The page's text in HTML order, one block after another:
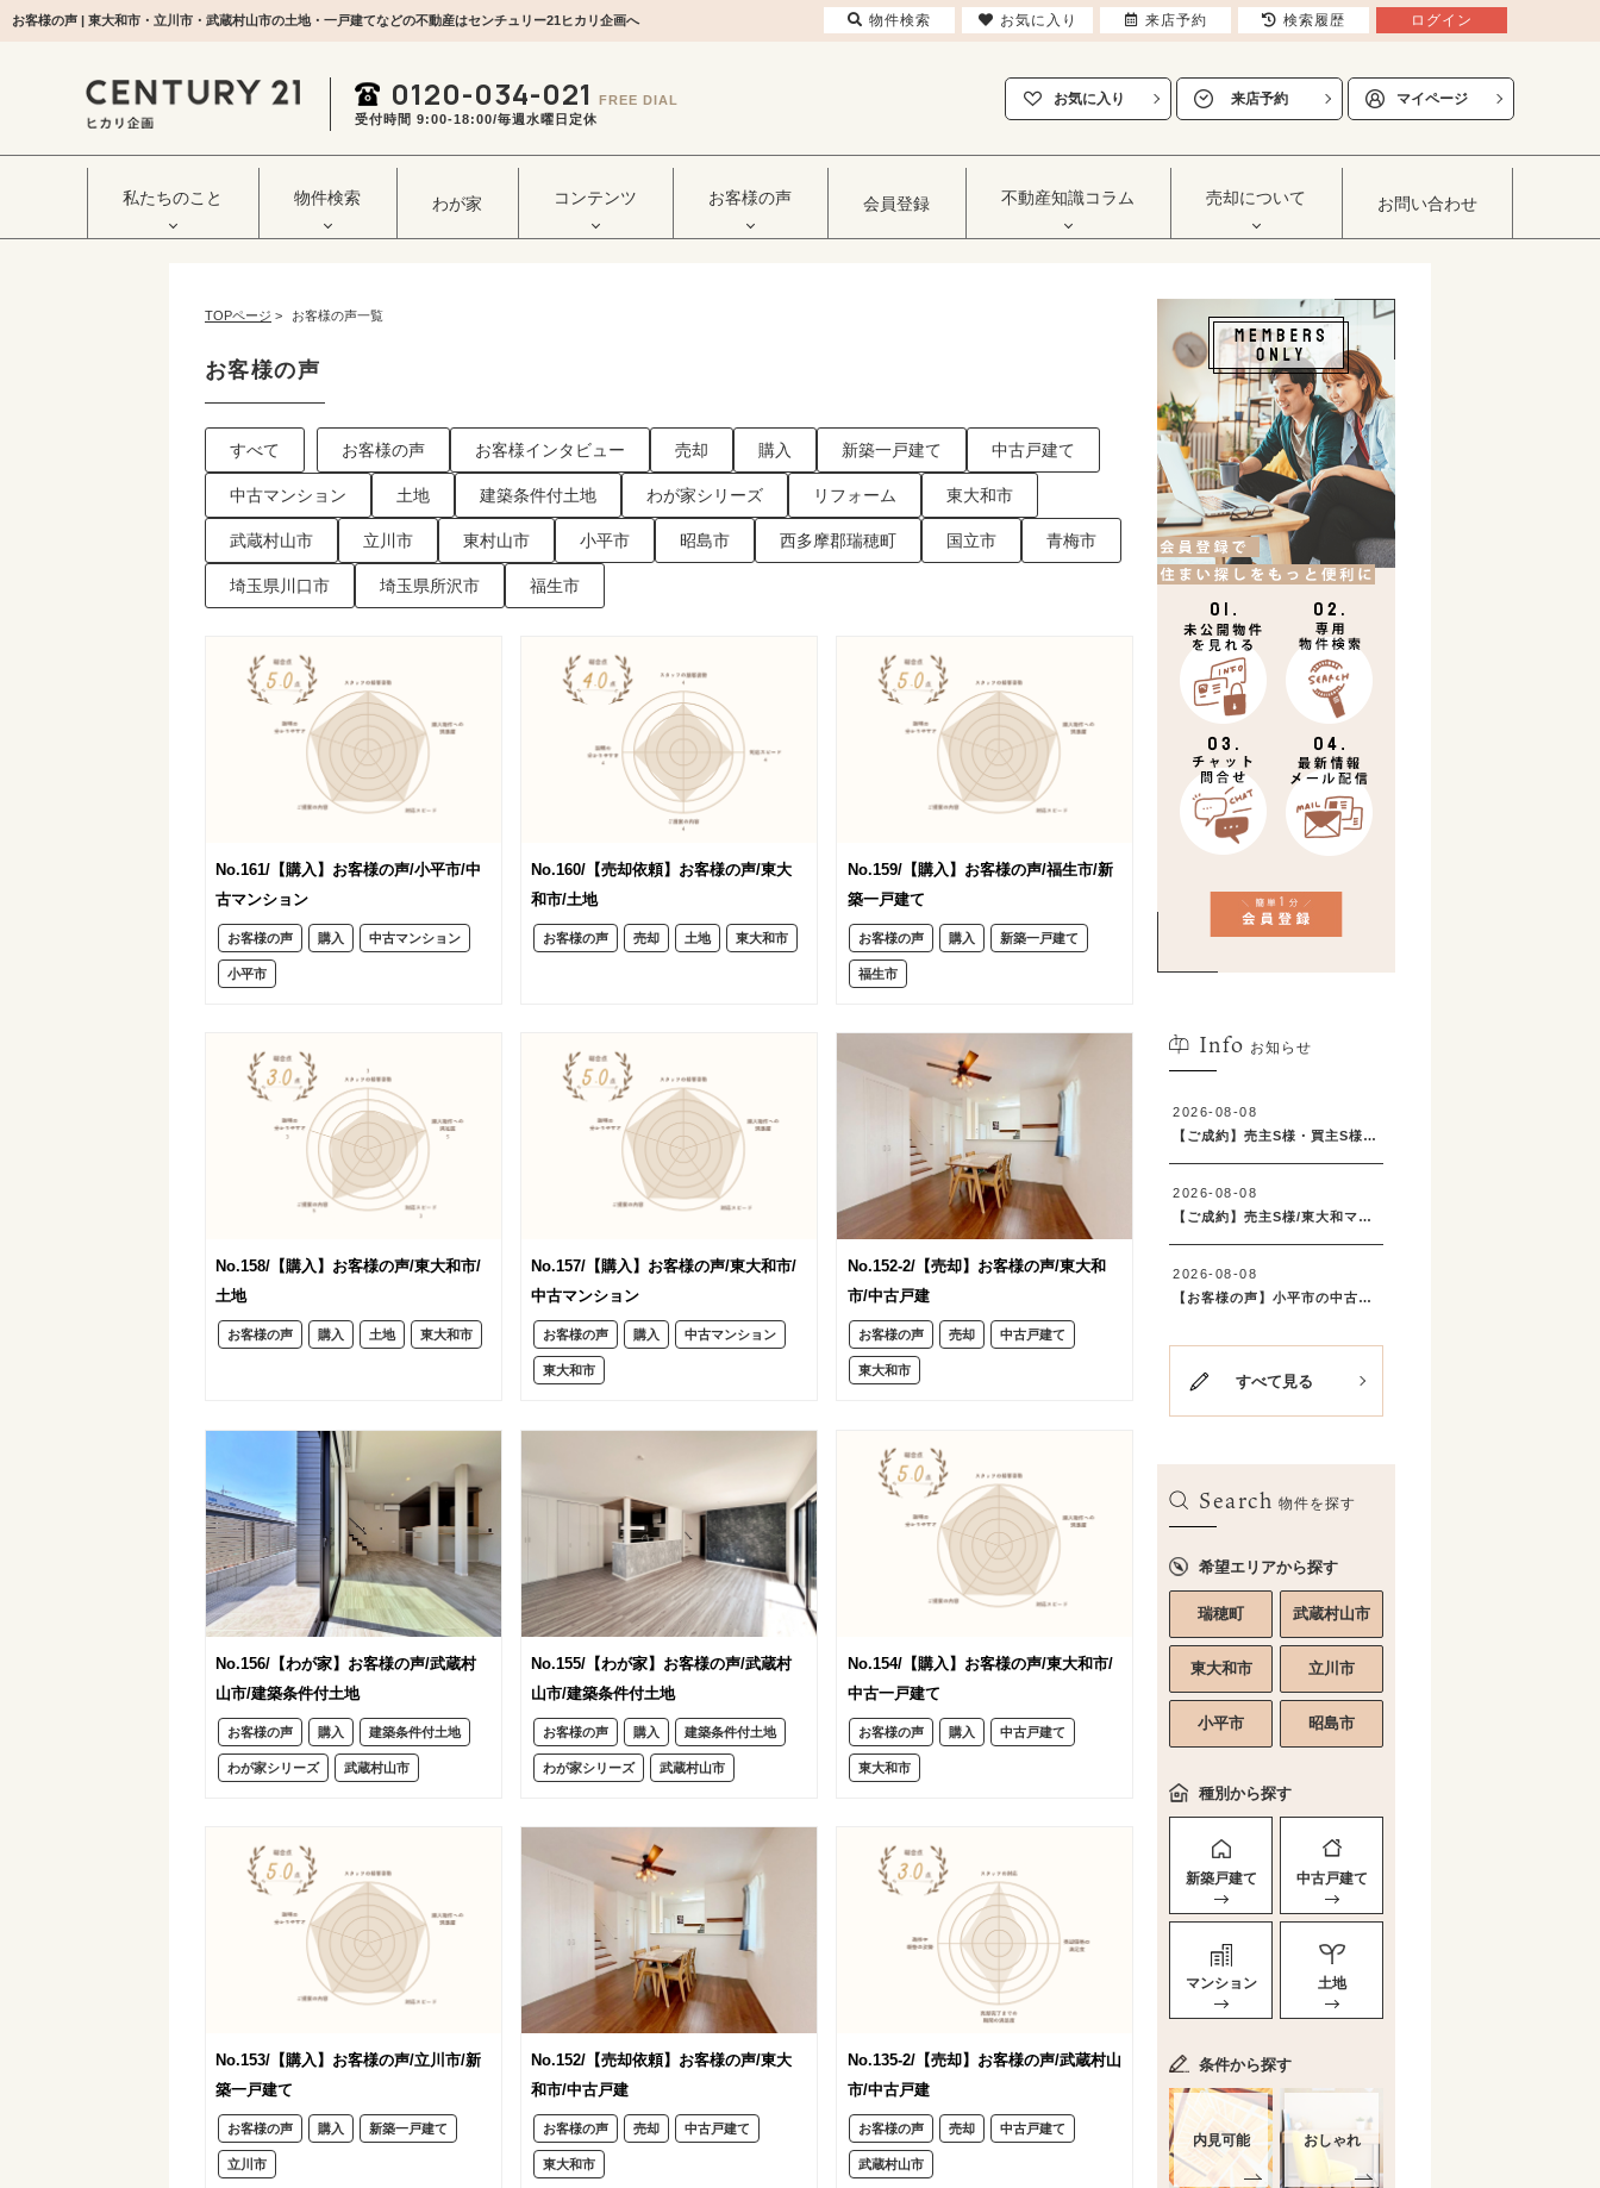
お客様の声 | 東大和市・立川市・武蔵村山市の土地・一戸建てなどの不動産はセンチュリー21ヒカリ企画へ
0120-034-021
FREE DIAL
受付時間 9:00‐18:00/毎週水曜日定休
お気に入り 来店予約 マイページ
私たちのこと 物件検索 わが家 コンテンツ お客様の声 会員登録 不動産知識コラム 売却について お問い合わせ
TOPページ > お客様の声一覧
お客様の声
すべて お客様の声 お客様インタビュー 売却 購入 新築一戸建て 中古戸建て
中古マンション 土地 建築条件付土地 わが家シリーズ リフォーム 東大和市
武蔵村山市 立川市 東村山市 小平市 昭島市 西多摩郡瑞穂町 国立市 青梅市
埼玉県川口市 埼玉県所沢市 福生市
No.161/【購入】お客様の声/小平市/中
古マンション
お客様の声 購入 中古マンション
小平市
No.160/【売却依頼】お客様の声/東大
和市/土地
お客様の声 売却 土地 東大和市
No.159/【購入】お客様の声/福生市/新
築一戸建て
お客様の声 購入 新築一戸建て
福生市
No.158/【購入】お客様の声/東大和市/
土地
お客様の声 購入 土地 東大和市
No.157/【購入】お客様の声/東大和市/
中古マンション
お客様の声 購入 中古マンション
東大和市
No.152-2/【売却】お客様の声/東大和
市/中古戸建
お客様の声 売却 中古戸建て
東大和市
No.156/【わが家】お客様の声/武蔵村
山市/建築条件付土地
お客様の声 購入 建築条件付土地
わが家シリーズ 武蔵村山市
No.155/【わが家】お客様の声/武蔵村
山市/建築条件付土地
お客様の声 購入 建築条件付土地
わが家シリーズ 武蔵村山市
No.154/【購入】お客様の声/東大和市/
中古一戸建て
お客様の声 購入 中古戸建て
東大和市
No.153/【購入】お客様の声/立川市/新
築一戸建て
お客様の声 購入 新築一戸建て
立川市
No.152/【売却依頼】お客様の声/東大
和市/中古戸建
お客様の声 売却 中古戸建て
東大和市
No.135-2/【売却】お客様の声/武蔵村山
市/中古戸建
お客様の声 売却 中古戸建て
武蔵村山市
Info お知らせ
すべて見る
Search 物件を探す
希望エリアから探す
瑞穂町 武蔵村山市
東大和市 立川市
小平市 昭島市
種別から探す
新築戸建て 中古戸建て
マンション 土地
条件から探す
内見可能 おしゃれ
物件検索 お気に入り 来店予約 検索履歴 ログイン